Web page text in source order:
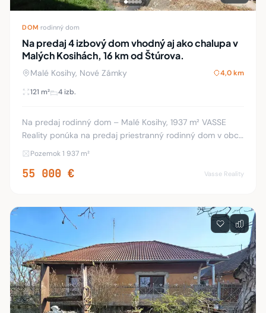
DOM rodinný dom
Na predaj 4 izbový dom vhodný aj ako chalupa v
Malých Kosihách, 16 km od Štúrova.
Malé Kosihy, Nové Zámky 4,0 km
121 m² 4 izb.
Na predaj rodinný dom – Malé Kosihy, 1937 m² VASSE
Reality ponúka na predaj priestranný rodinný dom v obci
Malé Kosihy, len 16 km od termálneho kúpaliska Vadaš v
Pozemok 1 937 m²
55 000 € Vasse Reality